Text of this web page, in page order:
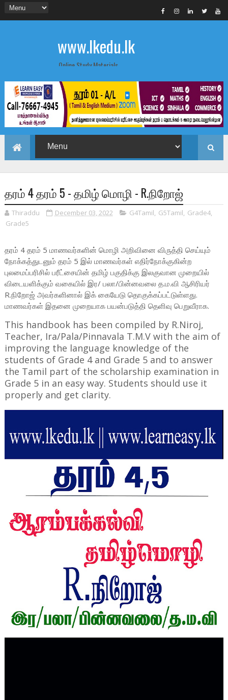
www.lkedu.lk
Online Study Materials
தரம் 4 தரம் 5 - தமிழ் மொழி - R.நிறோஜ்
Thiraddu December 03, 2022 G4Tamil, G5Tamil, Grade4,
Grade5
தரம் 4 தரம் 5 மாணவர்களின் மொழி அறிவினை விருத்தி செய்யும்
நோக்கத்துடனும் தரம் 5 இல் மாணவர்கள் எதிர்நோக்குகின்ற
புலமைப்பரிசில் பரீட்சையின் தமிழ் பகுதிக்கு இலகுவான முறையில்
விடையளிக்கும் வகையில் இர/ பலா/பின்னவலை த.ம.வி ஆசிரியர்
R.நிறோஜ் அவர்களினால் இக் கையேடு தொகுக்கப்பட்டுள்ளது.
மாணவர்கள் இதனை முறையாக பயன்படுத்தி தெளிவு பெறுவீராக.
This handbook has been compiled by R.Niroj,
Teacher, Ira/Pala/Pinnavala T.M.V with the aim of
improving the language knowledge of the
students of Grade 4 and Grade 5 and to answer
the Tamil part of the scholarship examination in
Grade 5 in an easy way. Students should use it
properly and get clarity.